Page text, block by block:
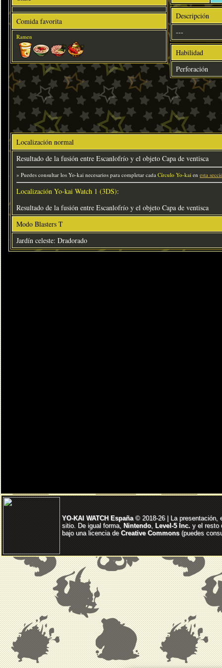
Comida favorita
Ramen
Descripción
---
Habilidad
Perforación
Localización normal
Resultado de la fusión entre Escanlofrío y el objeto Capa de ventisca
» Puedes consultar los Yo-kai necesarios para completar cada Círculo Yo-kai en esta
Localización Yo-kai Watch 1 (3DS):
Resultado de la fusión entre Escanlofrío y el objeto Capa de ventisca
Modo Blasters T
Jardín celeste: Dradorado
YO-KAI WATCH España© 2018-26 | La presentación,
sitio. De igual forma, Nintendo, Level-5 Inc.y el resto
bajo una licencia deCreative Commons(puedes